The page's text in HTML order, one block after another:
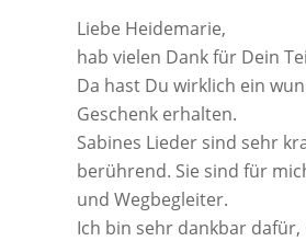
Liebe Heidemarie,
hab vielen Dank für Dein
Da hast Du wirklich ein
Geschenk erhalten.
Sabines Lieder sind sehr
berührend. Sie sind für
und Wegbegleiter.
Ich bin sehr dankbar dafür,